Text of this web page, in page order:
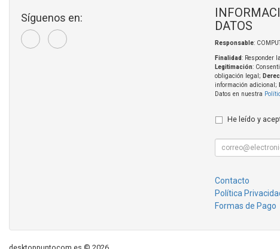
Síguenos en:
DATOS
Responsable:
Finalidad: Responder
Legitimación:
obligación legal;
información adicional;
Datos en nuestra
He leído y
Contacto
Política
Formas de Pago